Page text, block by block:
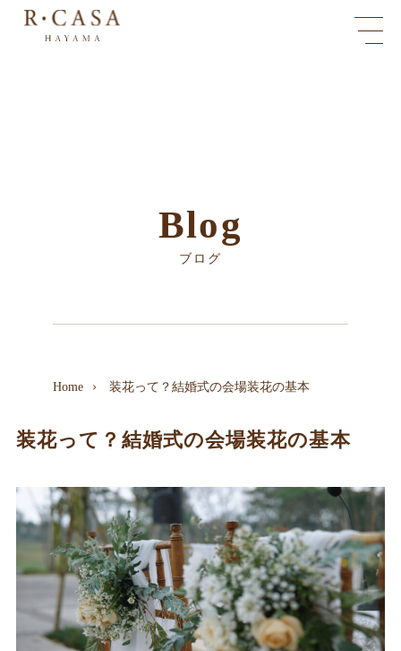
Blog
ブログ
Home 装花って？結婚式の会場装花の基本
装花って？結婚式の会場装花の基本